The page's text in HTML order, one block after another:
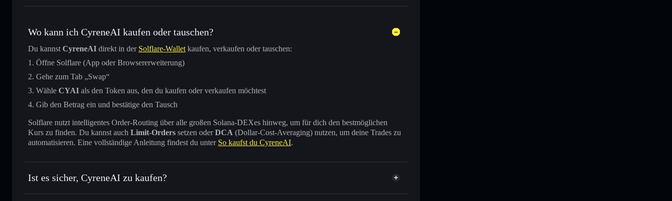
Wo kann ich CyreneAI kaufen oder tauschen?
Du kannst CyreneAI direkt in der Solflare-Wallet kaufen, verkaufen oder tauschen:
Öffne Solflare (App oder Browsererweiterung)
Gehe zum Tab „Swap“
Wähle CYAI als den Token aus, den du kaufen oder verkaufen möchtest
Gib den Betrag ein und bestätige den Tausch
Solflare nutzt intelligentes Order-Routing über alle großen Solana-DEXes hinweg, um für dich den bestmöglichen
Kurs zu finden. Du kannst auch Limit-Orders setzen oderDCA (Dollar-Cost-Averaging) nutzen, um deine Trades zu
automatisieren. Eine vollständige Anleitung findest du unter So kaufst du CyreneAI.
Ist es sicher, CyreneAI zu kaufen?
CyreneAI verifizierter Token